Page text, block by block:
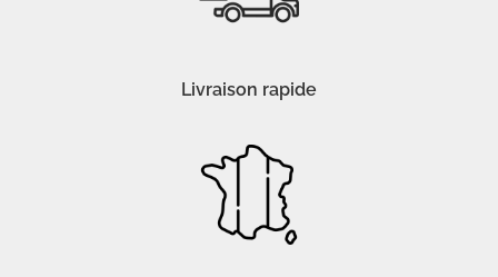
Livraison rapide